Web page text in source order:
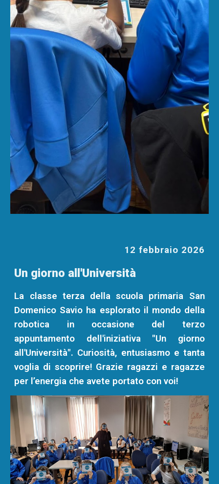
12 febbraio 2026
Un giorno all'Università
La classe terza della scuola primaria San
Domenico Savio ha esplorato il mondo della
robotica in occasione del terzo
appuntamento dell'iniziativa "Un giorno
all'Università". Curiosità, entusiasmo e tanta
voglia di scoprire! Grazie ragazzi e ragazze
per l’energia che avete portato con voi!